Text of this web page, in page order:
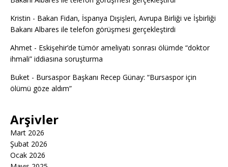
Kristin - Bakan Fidan, İspanya Dışişleri, Avrupa Birliği ve İşbirliği
Bakanı Albares ile telefon görüşmesi gerçekleştirdi
Ahmet - Eskişehir’de tümör ameliyatı sonrası ölümde “doktor
ihmali” iddiasına soruşturma
Buket - Bursaspor Başkanı Recep Günay: “Bursaspor için
ölümü göze aldım”
Arşivler
Mart 2026
Şubat 2026
Ocak 2026